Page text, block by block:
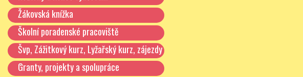
Žákovská knížka
Školní poradenské pracoviště
Švp, Zážitkový kurz, Lyžařský kurz, zájezdy
…
Granty, projekty a spolupráce